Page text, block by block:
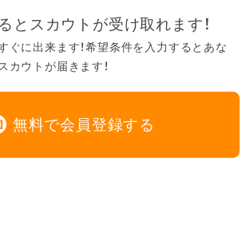
とスカウトが受け取れます！
ぐに出来ます！希望条件を入力するとあな
カウトが届きます！
無料で会員登録する